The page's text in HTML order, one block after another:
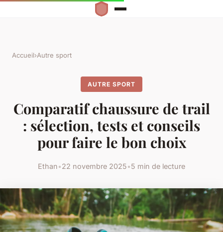
Accueil›Autre sport
AUTRE SPORT
Comparatif chaussure de trail
: sélection, tests et conseils
pour faire le bon choix
Ethan•22 novembre 2025•5 min de lecture